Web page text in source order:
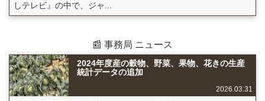
しテレビ』の中で、ジャ...
📰 事務局 ニュース
2024年度産の穀物、野菜、果物、花きの生産
統計データの追加
2026.03.31